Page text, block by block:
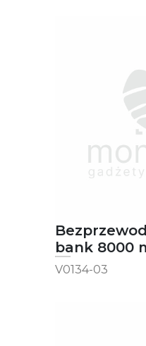
bank 8000
Conti,
V0134-03